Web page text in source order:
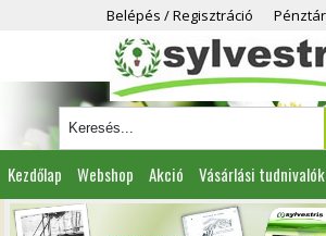
Belépés / Regisztráció Pénztár
Kezdőlap Webshop Akció Vásárlási tudnivalók
Viszonteladóknak Partnereink Kapcsolat